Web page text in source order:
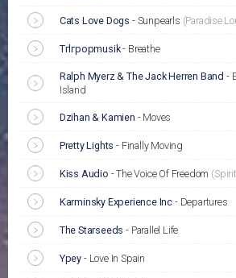
Cats Love Dogs - Sunpearls (Paradise
Tгlгpopmusik- Breathe
Ralph Myerz & The Jack Herren Band -
Island
Dzihan & Kamien - Moves
Pretty Lights - Finally Moving
Kiss Audio -The Voice Of Freedom
Karminsky Experience Inc - Departures
The Starseeds - Parallel Life
Ypey - Love In Spain